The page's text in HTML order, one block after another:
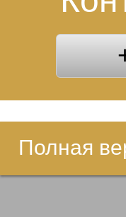
Полная